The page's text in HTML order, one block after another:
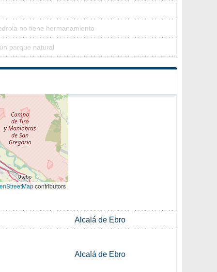
no tiene hermanamiento
parque natural
contributors
Alcalá de Ebro
Alcalá de Ebro